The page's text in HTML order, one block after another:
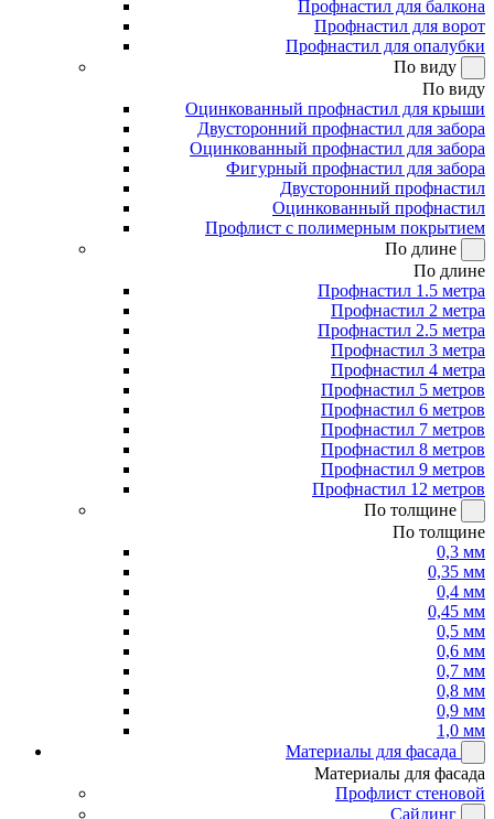
Профнастил для балкона
Профнастил для ворот
Профнастил для опалубки
По виду
По виду
Оцинкованный профнастил для крыши
Двусторонний профнастил для забора
Оцинкованный профнастил для забора
Фигурный профнастил для забора
Двусторонний профнастил
Оцинкованный профнастил
Профлист с полимерным покрытием
По длине
По длине
Профнастил 1.5 метра
Профнастил 2 метра
Профнастил 2.5 метра
Профнастил 3 метра
Профнастил 4 метра
Профнастил 5 метров
Профнастил 6 метров
Профнастил 7 метров
Профнастил 8 метров
Профнастил 9 метров
Профнастил 12 метров
По толщине
По толщине
0,3 мм
0,35 мм
0,4 мм
0,45 мм
0,5 мм
0,6 мм
0,7 мм
0,8 мм
0,9 мм
1,0 мм
Материалы для фасада
Материалы для фасада
Профлист стеновой
Сайдинг